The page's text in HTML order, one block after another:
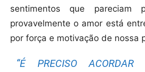
sentimentos que pareciam
provavelmente o amor está
por força e motivação de nossa
“É PRECISO ACORDAR